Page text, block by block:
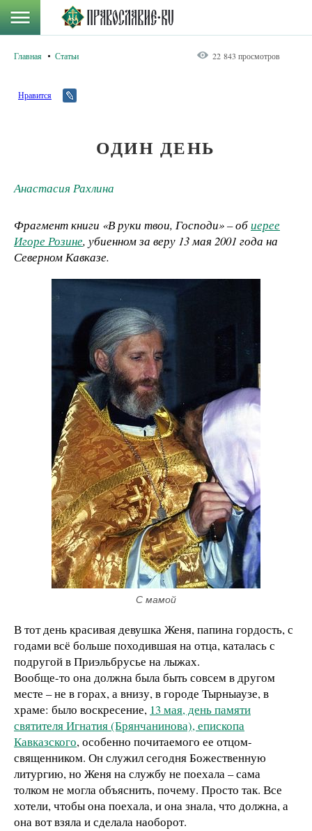
Главная Статьи 22 843 просмотров
Нравится
ОДИН ДЕНЬ
Анастасия Рахлина
Фрагмент книги «В руки твои, Господи» – обиерее
Игоре Розине, убиенном за веру 13 мая 2001 года на
Северном Кавказе.
С мамой
В тот день красивая девушка Женя, папина гордость, с
годами всё больше походившая на отца, каталась с
подругой в Приэльбрусье на лыжах.
Вообще-то она должна была быть совсем в другом
месте – не в горах, а внизу, в городе Тырныаузе, в
храме: было воскресение, 13 мая, день памяти
святителя Игнатия (Брянчанинова), епископа
Кавказского, особенно почитаемого ее отцом-
священником. Он служил сегодня Божественную
литургию, но Женя на службу не поехала – сама
толком не могла объяснить, почему. Просто так. Все
хотели, чтобы она поехала, и она знала, что должна, а
она вот взяла и сделала наоборот.